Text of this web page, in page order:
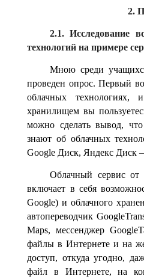
2.
2.1. Исследование
технологий на примере
Мною среди
проведен опрос. Первый
облачных
хранилищем вы
можно сделать вывод,
знают об облачных
Google Диск, Яндекс Диск
Облачный сервис
включает в себя
Google) и облачного
автопереводчик
Maps, мессенджер
файлы в Интернете и на
доступ, откуда угодно,
файл в Интернете, на